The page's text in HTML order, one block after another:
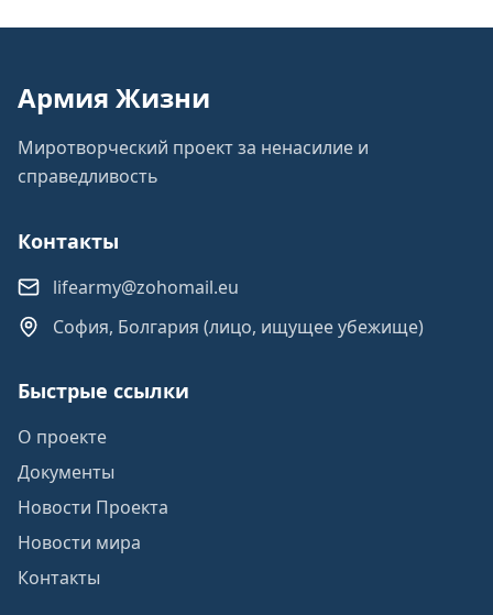
Армия Жизни
Миротворческий проект за ненасилие и
справедливость
Контакты
lifearmy@zohomail.eu
София, Болгария (лицо, ищущее убежище)
Быстрые ссылки
О проекте
Документы
Новости Проекта
Новости мира
Контакты